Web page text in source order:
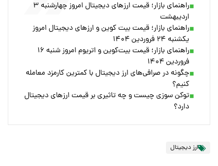
راهنمای بازار؛ قیمت ارز‌های دیجیتال امروز چهارشنبه ۳
اردیبهشت
راهنمای بازار؛ قیمت بیت کوین و ارز‌های دیجیتال امروز
یکشنبه ۲۴ فروردین ۱۴۰۴
راهنمای بازار؛ قیمت بیت‌کوین و اتریوم امروز شنبه ۱۶
فروردین ۱۴۰۴
چگونه در صرافی‌های ارز دیجیتال با کمترین کارمزد معامله
کنیم؟
توکن سوزی چیست و چه تاثیری بر قیمت ارزهای دیجیتال
دارد؟
ارز دیجیتال